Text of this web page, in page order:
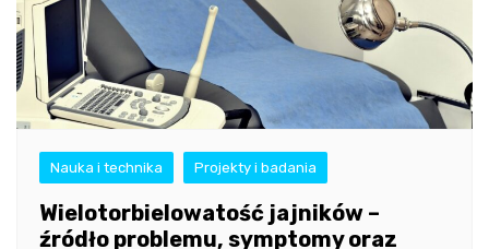
Nauka i technika Projekty i badania
Wielotorbielowatość jajników –
źródło problemu, symptomy oraz